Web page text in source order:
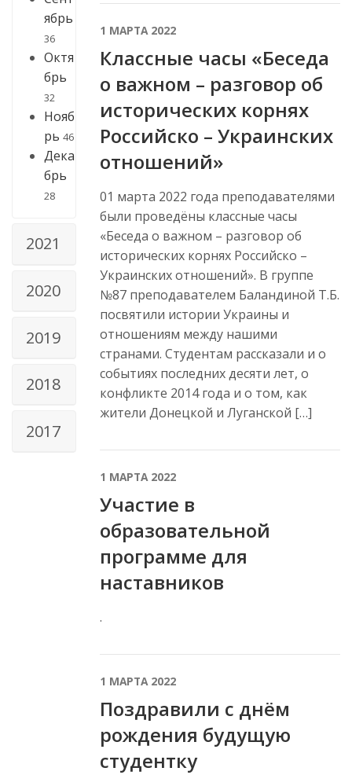
ябрь
36
Октя
брь
32
Нояб
рь 46
Дека
брь
28
2021
2020
2019
2018
2017
1 МАРТА 2022
Классные часы «Беседа
о важном – разговор об
исторических корнях
Российско – Украинских
отношений»
01 марта 2022 года преподавателями
были проведёны классные часы
«Беседа о важном – разговор об
исторических корнях Российско –
Украинских отношений». В группе
№87 преподавателем Баландиной Т.Б.
посвятили истории Украины и
отношениям между нашими
странами. Студентам рассказали и о
событиях последних десяти лет, о
конфликте 2014 года и о том, как
жители Донецкой и Луганской […]
1 МАРТА 2022
Участие в
образовательной
программе для
наставников
.
1 МАРТА 2022
Поздравили с днём
рождения будущую
студентку